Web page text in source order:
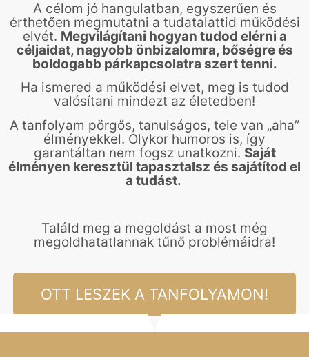
A célom jó hangulatban, egyszerűen és
érthetően megmutatni a tudatalattid működési
elvét. Megvilágítani hogyan tudod elérni a
céljaidat, nagyobb önbizalomra, bőségre és
boldogabb párkapcsolatra szert tenni.
Ha ismered a működési elvet, meg is tudod
valósítani mindezt az életedben!
A tanfolyam pörgős, tanulságos, tele van „aha”
élményekkel. Olykor humoros is, így
garantáltan nem fogsz unatkozni. Saját
élményen keresztül tapasztalsz és sajátítod el
a tudást.
Találd meg a megoldást a most még
megoldhatatlannak tűnő problémáidra!
OTT LESZEK A TANFOLYAMON!